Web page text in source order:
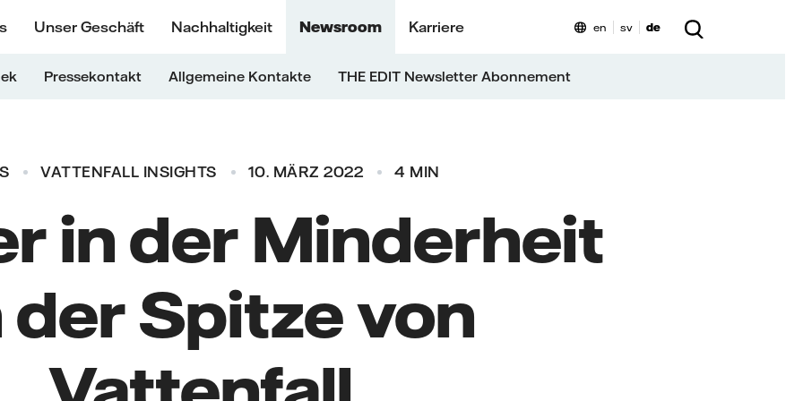
Unser Geschäft Nachhaltigkeit Newsroom Karriere
Pressekontakt Allgemeine Kontakte THE EDIT Newsletter Abonnement
en sv de
VATTENFALL INSIGHTS 10. MÄRZ 2022 4 MIN
in der Minderheit
der Spitze von